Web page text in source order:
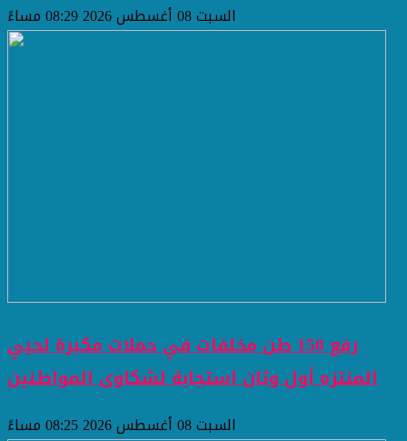
السبت 08 أغسطس 2026 08:29 مساءً
رفع 150 طن مخلفات في حملات مكبرة لحيي
المنتزه أول وثان استجابة لشكاوى المواطنين
السبت 08 أغسطس 2026 08:25 مساءً